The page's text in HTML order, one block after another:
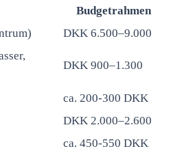
Budgetrahmen
DKK 6.500–9.000
DKK 900–1.300
ca. 200-300 DKK
DKK 2.000–2.600
ca. 450-550 DKK